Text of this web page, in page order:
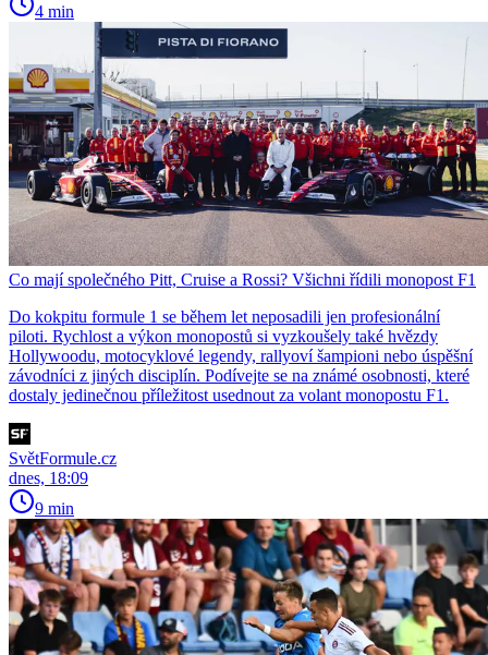
4 min
Co mají společného Pitt, Cruise a Rossi? Všichni řídili monopost F1
Do kokpitu formule 1 se během let neposadili jen profesionální
piloti. Rychlost a výkon monopostů si vyzkoušely také hvězdy
Hollywoodu, motocyklové legendy, rallyoví šampioni nebo úspěšní
závodníci z jiných disciplín. Podívejte se na známé osobnosti, které
dostaly jedinečnou příležitost usednout za volant monopostu F1.
SvětFormule.cz
dnes, 18:09
9 min